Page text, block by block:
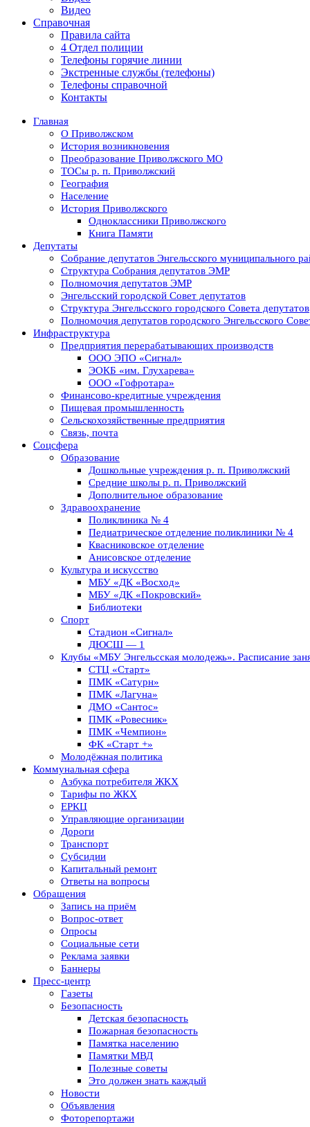
Видео
Справочная
Правила сайта
4 Отдел полиции
Телефоны горячие линии
Экстренные службы (телефоны)
Телефоны справочной
Контакты
Главная
О Приволжском
История возникновения
Преобразование Приволжского МО
ТОСы р. п. Приволжский
География
Население
История Приволжского
Одноклассники Приволжского
Книга Памяти
Депутаты
Собрание депутатов Энгельсского муниципального
Структура Собрания депутатов ЭМР
Полномочия депутатов ЭМР
Энгельсский городской Совет депутатов
Структура Энгельсского городского Совета депутатов
Полномочия депутатов городского Энгельсского
Инфраструктура
Предприятия перерабатывающих производств
ООО ЭПО «Сигнал»
ЭОКБ «им. Глухарева»
ООО «Гофротара»
Финансово-кредитные учреждения
Пищевая промышленность
Сельскохозяйственные предприятия
Связь, почта
Соцсфера
Образование
Дошкольные учреждения р. п. Приволжский
Средние школы р. п. Приволжский
Дополнительное образование
Здравоохранение
Поликлиника № 4
Педиатрическое отделение поликлиники № 4
Квасниковское отделение
Анисовское отделение
Культура и искусство
МБУ «ДК «Восход»
МБУ «ДК «Покровский»
Библиотеки
Спорт
Стадион «Сигнал»
ДЮСШ — 1
Клубы «МБУ Энгельсская молодежь». Расписание
СТЦ «Старт»
ПМК «Сатурн»
ПМК «Лагуна»
ДМО «Сантос»
ПМК «Ровесник»
ПМК «Чемпион»
ФК «Старт +»
Молодёжная политика
Коммунальная сфера
Азбука потребителя ЖКХ
Тарифы по ЖКХ
ЕРКЦ
Управляющие организации
Дороги
Транспорт
Субсидии
Капитальный ремонт
Ответы на вопросы
Обращения
Запись на приём
Вопрос-ответ
Опросы
Социальные сети
Реклама заявки
Баннеры
Пресс-центр
Газеты
Безопасность
Детская безопасность
Пожарная безопасность
Памятка населению
Памятки МВД
Полезные советы
Это должен знать каждый
Новости
Объявления
Фоторепортажи